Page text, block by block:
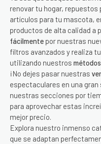
renovar tu hogar, repuestos
artículos para tu mascota,
productos de alta calidad a
fácilmente por nuestras
filtros avanzados y realiza
utilizando nuestros
¡No dejes pasar nuestras
espectaculares en una
nuestras secciones por
para aprovechar estas
mejor precio.
Explora nuestro inmenso
que se adaptan